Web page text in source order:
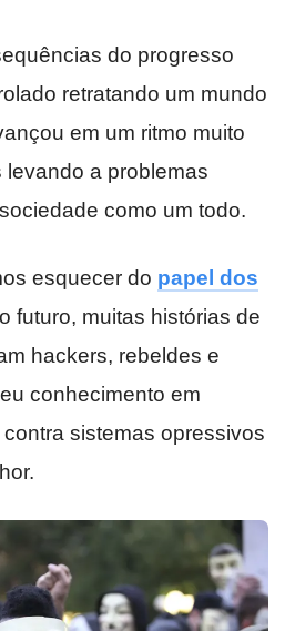
do progresso
retratando um mundo
em um ritmo muito
a problemas
como um todo.
esquecer do papel dos
futuro, muitas histórias de
hackers, rebeldes e
conhecimento em
sistemas opressivos